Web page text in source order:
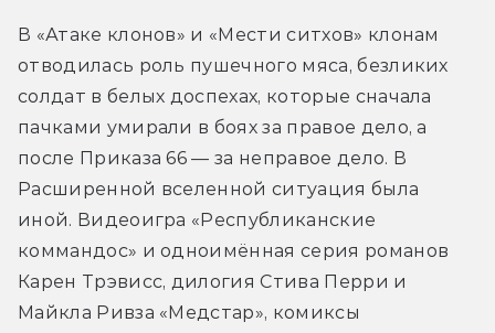
В «Атаке клонов» и «Мести ситхов» клонам
отводилась роль пушечного мяса, безликих
солдат в белых доспехах, которые сначала
пачками умирали в боях за правое дело, а
после Приказа 66 — за неправое дело. В
Расширенной вселенной ситуация была
иной. Видеоигра «Республиканские
коммандос» и одноимённая серия романов
Карен Трэвисс, дилогия Стива Перри и
Майкла Ривза «Медстар», комиксы